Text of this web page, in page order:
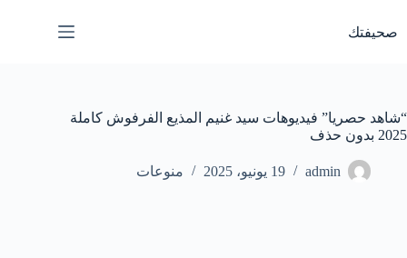
المحتوى
صحيفتك
“شاهد حصريا” فيديوهات سيد غنيم المذيع الفرفوش كاملة
2025 بدون حذف
admin 19 يونيو، 2025 منوعات